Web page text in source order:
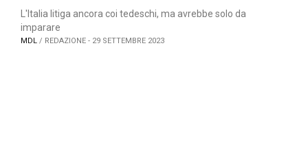
L'Italia litiga ancora coi tedeschi, ma avrebbe solo da
imparare
MDL / REDAZIONE - 29 SETTEMBRE 2023